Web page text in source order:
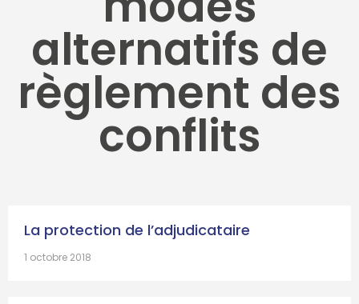
alternatifs de
règlement des
conflits
La protection de l’adjudicataire
1 octobre 2018